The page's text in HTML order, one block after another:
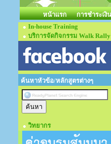
หน้าแรก การชำระเงิน
In-house Training
บริการจัดกิจกรรม Walk Rally
ค้นหาหัวข้อ/หลักสูตรต่างๆ
วิทยากร